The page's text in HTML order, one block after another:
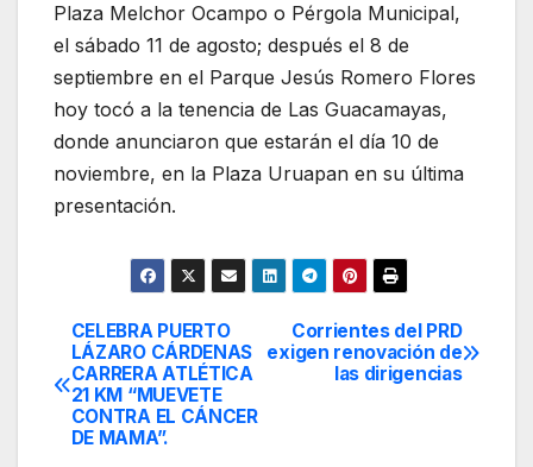
Plaza Melchor Ocampo o Pérgola Municipal,
el sábado 11 de agosto; después el 8 de
septiembre en el Parque Jesús Romero Flores
hoy tocó a la tenencia de Las Guacamayas,
donde anunciaron que estarán el día 10 de
noviembre, en la Plaza Uruapan en su última
presentación.
Navegación
de
entradas
Corrientes del PRD
exigen renovación de
las dirigencias
CELEBRA PUERTO
LÁZARO CÁRDENAS
CARRERA ATLÉTICA
21 KM “MUEVETE
CONTRA EL CÁNCER
DE MAMA”.